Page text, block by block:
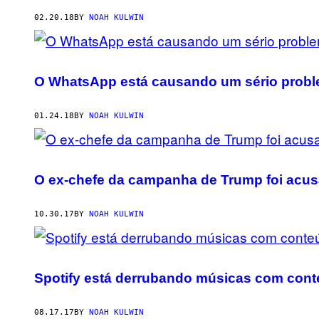
02.20.18 BY NOAH KULWIN
O WhatsApp está causando um sério
01.24.18 BY NOAH KULWIN
O ex-chefe da campanha de Trump foi
10.30.17 BY NOAH KULWIN
Spotify está derrubando músicas com
08.17.17 BY NOAH KULWIN